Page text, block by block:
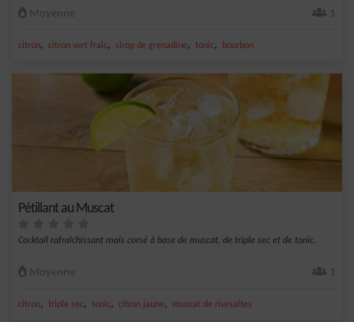
Moyenne 1
citron, citron vert frais, sirop de grenadine, tonic, bourbon
Pétillant au Muscat
Cocktail rafraîchissant mais corsé à base de muscat, de triple sec et de tonic.
Moyenne 1
citron, triple sec, tonic, citron jaune, muscat de rivesaltes